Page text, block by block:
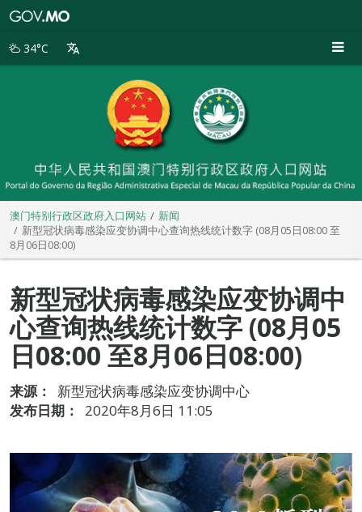
别
34°C
澳门特别行政区政府入口网站
新闻
新型冠状病毒感染应变协调中心查询热线统计数字 (08月05日08:00 至
8月06日08:00)
新型冠状病毒感染应变协调中
心查询热线统计数字 (08月05
日08:00 至8月06日08:00)
来源：
新型冠状病毒感染应变协调中心
发布日期：
2020年8月6日 11:05